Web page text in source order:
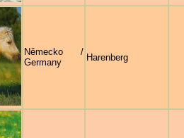
Německo /
Germany
Harenberg